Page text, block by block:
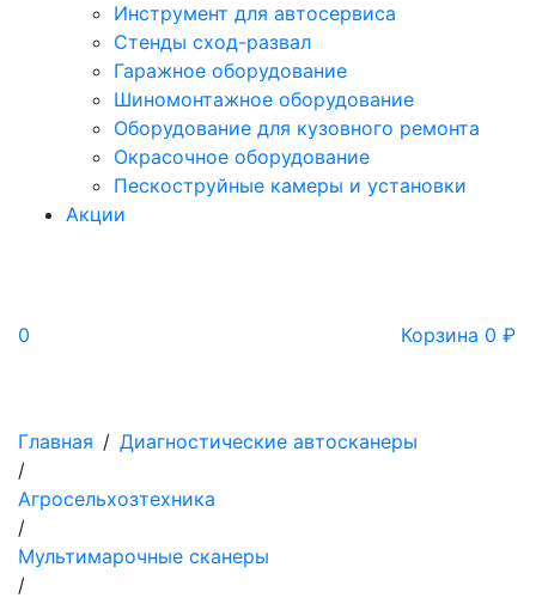
Инструмент для автосервиса
Стенды сход-развал
Гаражное оборудование
Шиномонтажное оборудование
Оборудование для кузовного ремонта
Окрасочное оборудование
Пескоструйные камеры и установки
Акции
0 Корзина 0 ₽
Главная / Диагностические автосканеры
/
Агросельхозтехника
/
Мультимарочные сканеры
/